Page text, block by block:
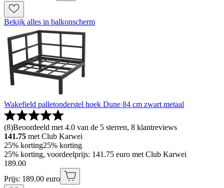
Bekijk alles in balkonscherm
Wakefield palletonderstel hoek Dune 84 cm zwart metaal
(8)Beoordeeld met 4.0 van de 5 sterren, 8 klantreviews
141.75 met Club Karwei
25% korting25% korting
25% korting, voordeelprijs: 141.75 euro met Club Karwei
189.00
Prijs: 189.00 euro